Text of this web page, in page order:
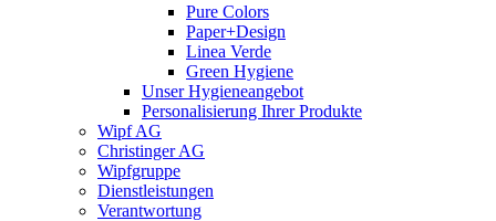
Pure Colors
Paper+Design
Linea Verde
Green Hygiene
Unser Hygieneangebot
Personalisierung Ihrer Produkte
Wipf AG
Christinger AG
Wipfgruppe
Dienstleistungen
Verantwortung